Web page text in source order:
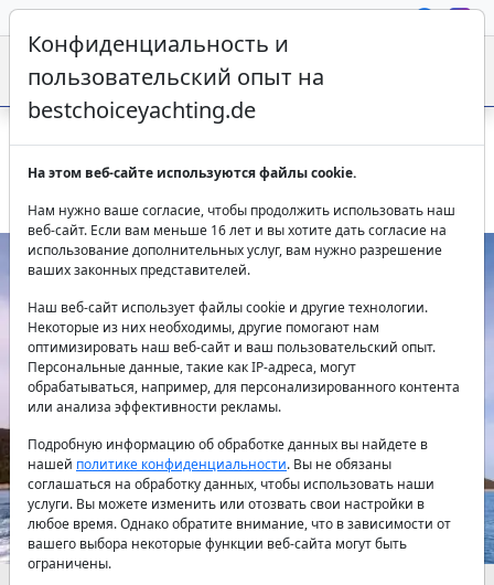
Парусная Яхта Maxita - Аренда 40 М Судна С 6 Каютами В
Previous
Конфиденциальность и
пользовательский опыт на
bestchoiceyachting.de
На этом веб-сайте используются файлы cookie.
Нам нужно ваше согласие, чтобы продолжить использовать наш
веб-сайт. Если вам меньше 16 лет и вы хотите дать согласие на
использование дополнительных услуг, вам нужно разрешение
ваших законных представителей.
Наш веб-сайт использует файлы cookie и другие технологии.
Некоторые из них необходимы, другие помогают нам
оптимизировать наш веб-сайт и ваш пользовательский опыт.
Персональные данные, такие как IP-адреса, могут
обрабатываться, например, для персонализированного контента
или анализа эффективности рекламы.
Подробную информацию об обработке данных вы найдете в
нашей политике конфиденциальности. Вы не обязаны
соглашаться на обработку данных, чтобы использовать наши
услуги. Вы можете изменить или отозвать свои настройки в
любое время. Однако обратите внимание, что в зависимости от
вашего выбора некоторые функции веб-сайта могут быть
ограничены.